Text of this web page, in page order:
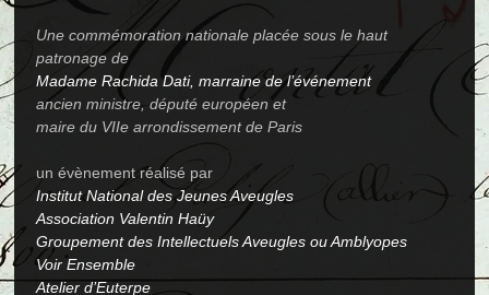
Une commémoration nationale placée sous le haut
patronage de
Madame Rachida Dati, marraine de l’événement
ancien ministre, député européen et
maire du VIIe arrondissement de Paris
un évènement réalisé par
Institut National des Jeunes Aveugles
Association Valentin Haüy
Groupement des Intellectuels Aveugles ou Amblyopes
Voir Ensemble
Atelier d’Euterpe